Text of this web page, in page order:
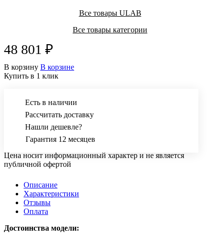
Все товары ULAB
Все товары категории
48 801 ₽
В корзину В корзине
Купить в 1 клик
Есть в наличии
Рассчитать доставку
Нашли дешевле?
Гарантия 12 месяцев
Цена носит информационный характер и не является
публичной офертой
Описание
Характеристики
Отзывы
Оплата
Достоинства модели: